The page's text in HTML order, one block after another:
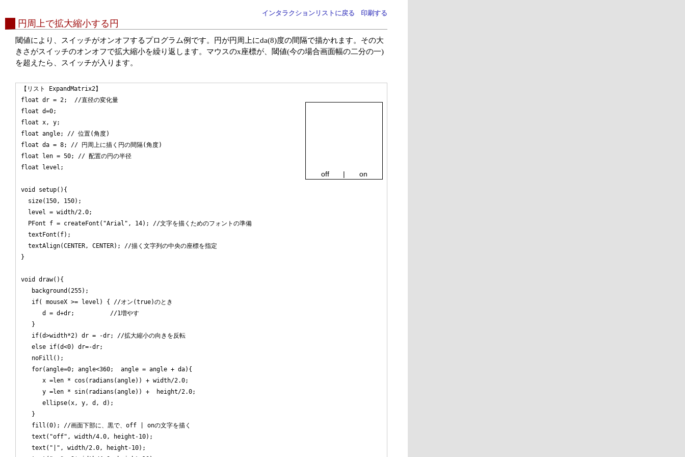
インタラクションリストに戻る 印刷する
円周上で拡大縮小する円
閾値により、スイッチがオンオフするプログラム例です。円が円周上にda(8)度の間隔で描かれます。その大
きさがスイッチのオンオフで拡大縮小を繰り返します。マウスのx座標が、閾値(今の場合画面幅の二分の一)
を超えたら、スイッチが入ります。
【リスト ExpandMatrix2】
float dr = 2;  //直径の変化量
float d=0;
float x, y;
float angle; // 位置(角度)
float da = 8; // 円周上に描く円の間隔(角度)
float len = 50; // 配置の円の半径
float level;
void setup(){
  size(150, 150);
  level = width/2.0;
  PFont f = createFont("Arial", 14); //文字を描くためのフォントの準備
  textFont(f);
  textAlign(CENTER, CENTER); //描く文字列の中央の座標を指定
}
void draw(){
   background(255);
   if( mouseX >= level) { //オン(true)のとき
      d = d+dr;          //1増やす
   }
   if(d>width*2) dr = -dr; //拡大縮小の向きを反転
   else if(d<0) dr=-dr;
   noFill();
   for(angle=0; angle<360;  angle = angle + da){
      x =len * cos(radians(angle)) + width/2.0;
      y =len * sin(radians(angle)) +  height/2.0;
      ellipse(x, y, d, d);
   }
   fill(0); //画面下部に、黒で、off | onの文字を描く
   text("off", width/4.0, height-10);
   text("|", width/2.0, height-10);